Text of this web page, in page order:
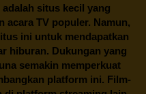
adalah situs kecil yang
acara TV populer. Namun,
ini untuk mendapatkan
hiburan. Dukungan yang
semakin memperkuat
platform ini. Film-